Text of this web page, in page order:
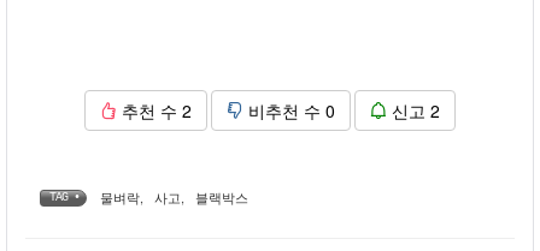
추천 수 2 비추천 수 0 신고 2
TAG • 물벼락, 사고, 블랙박스